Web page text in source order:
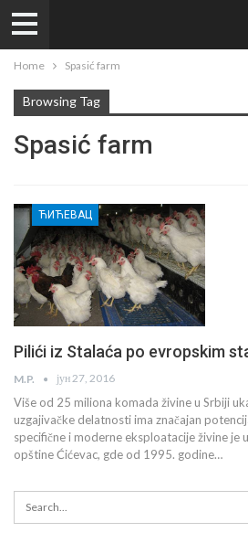
Home Spasić farm
Browsing Tag
Spasić farm
ЋИЋЕВАЦ
Pilići iz Stalaća po evropskim
M.P. јун 27, 2016
Više od 25 miliona komada živine u Srbiji
uzgajivačke delatnosti ima značajan
specifične i moderne eksploatacije živine je
opštine Ćićevac, gde od 1995. godine…